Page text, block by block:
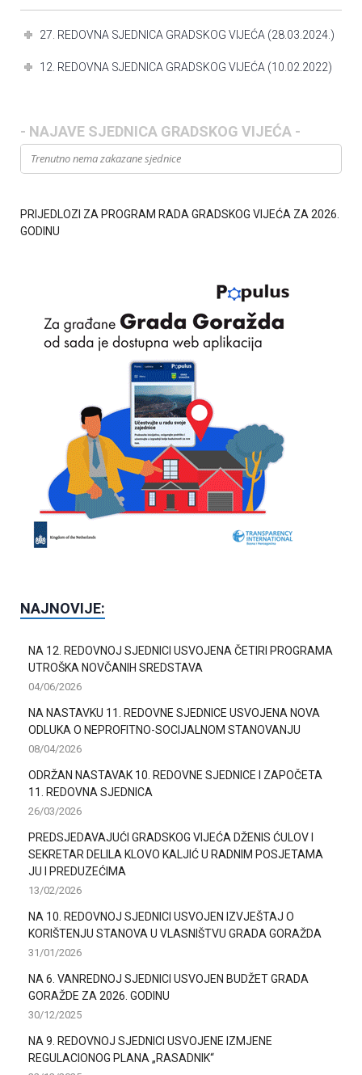
27. REDOVNA SJEDNICA GRADSKOG VIJEĆA (28.03.2024.)
12. REDOVNA SJEDNICA GRADSKOG VIJEĆA (10.02.2022)
- NAJAVE SJEDNICA GRADSKOG VIJEĆA -
Trenutno nema zakazane sjednice
PRIJEDLOZI ZA PROGRAM RADA GRADSKOG VIJEĆA ZA 2026.
GODINU
NAJNOVIJE:
NA 12. REDOVNOJ SJEDNICI USVOJENA ČETIRI PROGRAMA
UTROŠKA NOVČANIH SREDSTAVA
04/06/2026
NA NASTAVKU 11. REDOVNE SJEDNICE USVOJENA NOVA
ODLUKA O NEPROFITNO-SOCIJALNOM STANOVANJU
08/04/2026
ODRŽAN NASTAVAK 10. REDOVNE SJEDNICE I ZAPOČETA
11. REDOVNA SJEDNICA
26/03/2026
PREDSJEDAVAJUĆI GRADSKOG VIJEĆA DŽENIS ĆULOV I
SEKRETAR DELILA KLOVO KALJIĆ U RADNIM POSJETAMA
JU I PREDUZEĆIMA
13/02/2026
NA 10. REDOVNOJ SJEDNICI USVOJEN IZVJEŠTAJ O
KORIŠTENJU STANOVA U VLASNIŠTVU GRADA GORAŽDA
31/01/2026
NA 6. VANREDNOJ SJEDNICI USVOJEN BUDŽET GRADA
GORAŽDE ZA 2026. GODINU
30/12/2025
NA 9. REDOVNOJ SJEDNICI USVOJENE IZMJENE
REGULACIONOG PLANA „RASADNIK“